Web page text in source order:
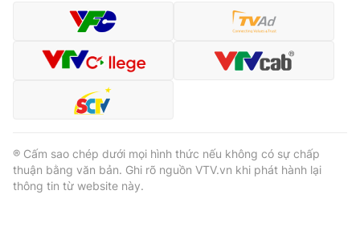
® Cấm sao chép dưới mọi hình thức nếu không có sự chấp
thuận bằng văn bản. Ghi rõ nguồn VTV.vn khi phát hành lại
thông tin từ website này.